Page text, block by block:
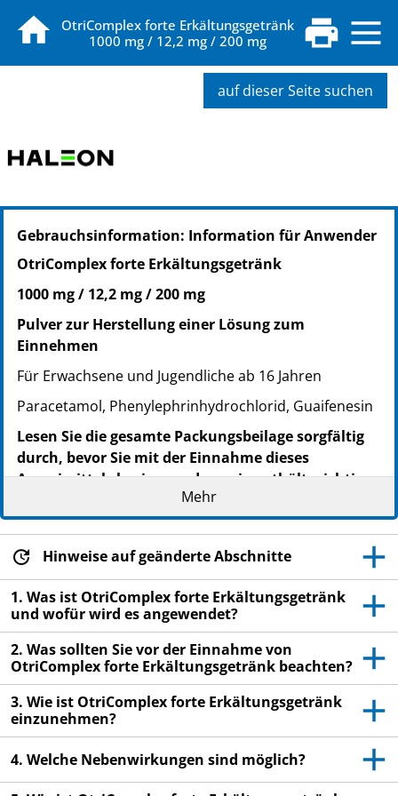
OtriComplex forte Erkältungsgetränk
1000 mg / 12,2 mg / 200 mg
auf dieser Seite suchen
PZN: 19077809
PPN: 111907780955
Gebrauchsinformation: Information für Anwender
OtriComplex forte Erkältungsgetränk
1000 mg / 12,2 mg / 200 mg
Pulver zur Herstellung einer Lösung zum
Einnehmen
Für Erwachsene und Jugendliche ab 16 Jahren
Paracetamol, Phenylephrinhydrochlorid, Guaifenesin
Lesen Sie die gesamte Packungsbeilage sorgfältig
durch, bevor Sie mit der Einnahme dieses
Arzneimittels beginnen, denn sie enthält wichtige
Nehmen Sie dieses Arzneimittel immer genau wie in
dieser Packungsbeilage beschrieben bzw. genau nach
Anweisung Ihres Arztes oder Apothekers ein.
Heben Sie die Packungsbeilage auf. Vielleicht
möchten Sie diese später nochmals lesen.
Fragen Sie Ihren Apotheker, wenn Sie weitere
Informationen oder einen Rat benötigen.
Wenn Sie Nebenwirkungen bemerken, wenden Sie
sich an Ihren Arzt oder Apotheker. Dies gilt auch
für Nebenwirkungen, die nicht in dieser
Packungsbeilage angegeben sind. Siehe Abschnitt
4.
Mehr
Hinweise auf geänderte Abschnitte
1. Was ist OtriComplex forte Erkältungsgetränk
und wofür wird es angewendet?
2. Was sollten Sie vor der Einnahme von
OtriComplex forte Erkältungsgetränk beachten?
3. Wie ist OtriComplex forte Erkältungsgetränk
einzunehmen?
4. Welche Nebenwirkungen sind möglich?